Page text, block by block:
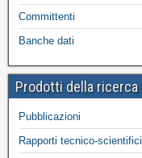
Committenti
Banche dati
Prodotti della ricerca
Pubblicazioni
Rapporti tecnico-scientifici